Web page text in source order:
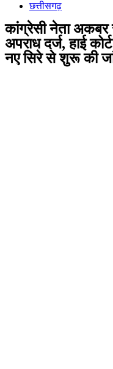
छत्तीसगढ़
कांग्रेसी नेता
अपराध दर्ज, हाई
नए सिरे से शुरू की